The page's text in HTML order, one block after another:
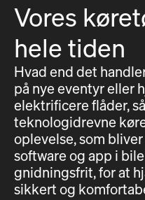
Vores
hele tiden
Hvad end det
på nye eventyr eller
elektrificere flåder,
teknologidrevne
oplevelse, som
software og app i
gnidningsfrit, for at
sikkert og